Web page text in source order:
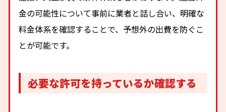
金の可能性について事前に業者と話し合い、明確な
料金体系を確認することで、予想外の出費を防ぐこ
とが可能です。
必要な許可を持っているか確認する